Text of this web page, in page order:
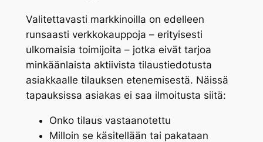
Valitettavasti markkinoilla on edelleen
runsaasti verkkokauppoja – erityisesti
ulkomaisia toimijoita – jotka eivät tarjoa
minkäänlaista aktiivista tilaustiedotusta
asiakkaalle tilauksen etenemisestä. Näissä
tapauksissa asiakas ei saa ilmoitusta siitä:
Onko tilaus vastaanotettu
Milloin se käsitellään tai pakataan